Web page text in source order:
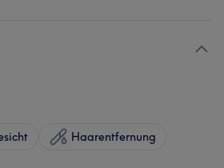
Haarentfernung